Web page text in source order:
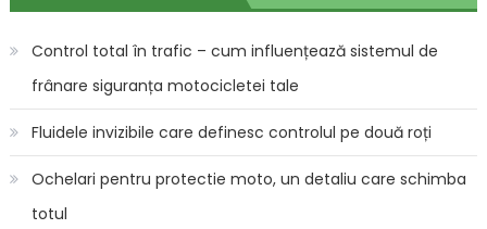
Control total în trafic – cum influențează sistemul de
frânare siguranța motocicletei tale
Fluidele invizibile care definesc controlul pe două roți
Ochelari pentru protectie moto, un detaliu care schimba
totul